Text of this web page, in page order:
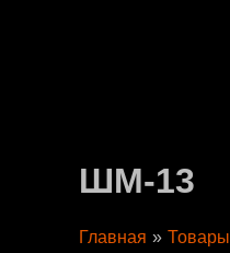
ШМ-13
Главная Товары